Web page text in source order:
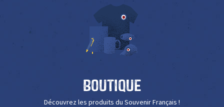
Boutique
Découvrez les produits du Souvenir Français !